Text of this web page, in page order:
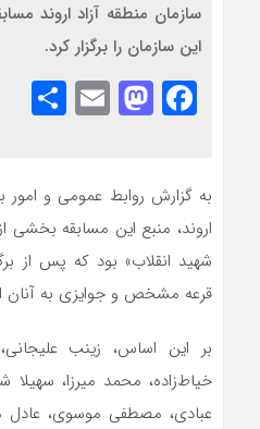
سازمان منطقه آزاد اروند
این سازمان را برگزار کرد.
Facebook
Email
به گزارش روابط عمومی و امور
اروند، منبع این مسابقه بخشی
شهید انقلاب» بود که پس از
قرعه مشخص و جوایزی به آنان
بر این اساس، زینب
خیاط‌زاده، محمد میرزا، سهیلا
عبادی، مصطفی موسوی، عادل